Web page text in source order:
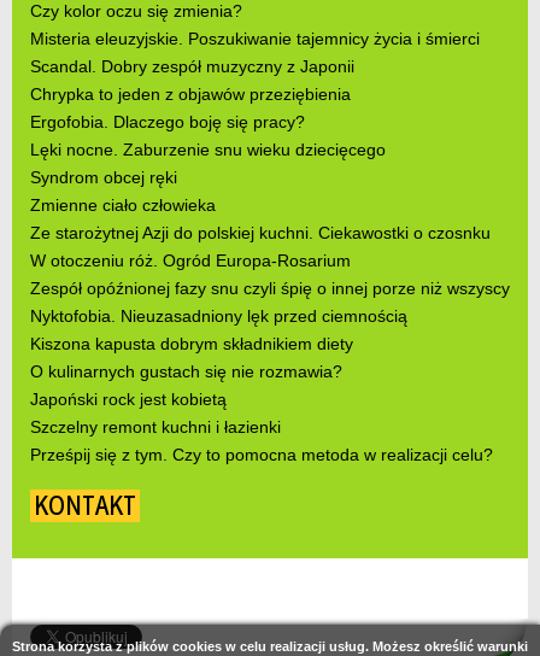
Czy kolor oczu się zmienia?
Misteria eleuzyjskie. Poszukiwanie tajemnicy życia i śmierci
Scandal. Dobry zespół muzyczny z Japonii
Chrypka to jeden z objawów przeziębienia
Ergofobia. Dlaczego boję się pracy?
Lęki nocne. Zaburzenie snu wieku dziecięcego
Syndrom obcej ręki
Zmienne ciało człowieka
Ze starożytnej Azji do polskiej kuchni. Ciekawostki o czosnku
W otoczeniu róż. Ogród Europa-Rosarium
Zespół opóźnionej fazy snu czyli śpię o innej porze niż wszyscy
Nyktofobia. Nieuzasadniony lęk przed ciemnością
Kiszona kapusta dobrym składnikiem diety
O kulinarnych gustach się nie rozmawia?
Japoński rock jest kobietą
Szczelny remont kuchni i łazienki
Prześpij się z tym. Czy to pomocna metoda w realizacji celu?
KONTAKT
Strona korzysta z plików cookies w celu realizacji usług. Możesz określić warunki